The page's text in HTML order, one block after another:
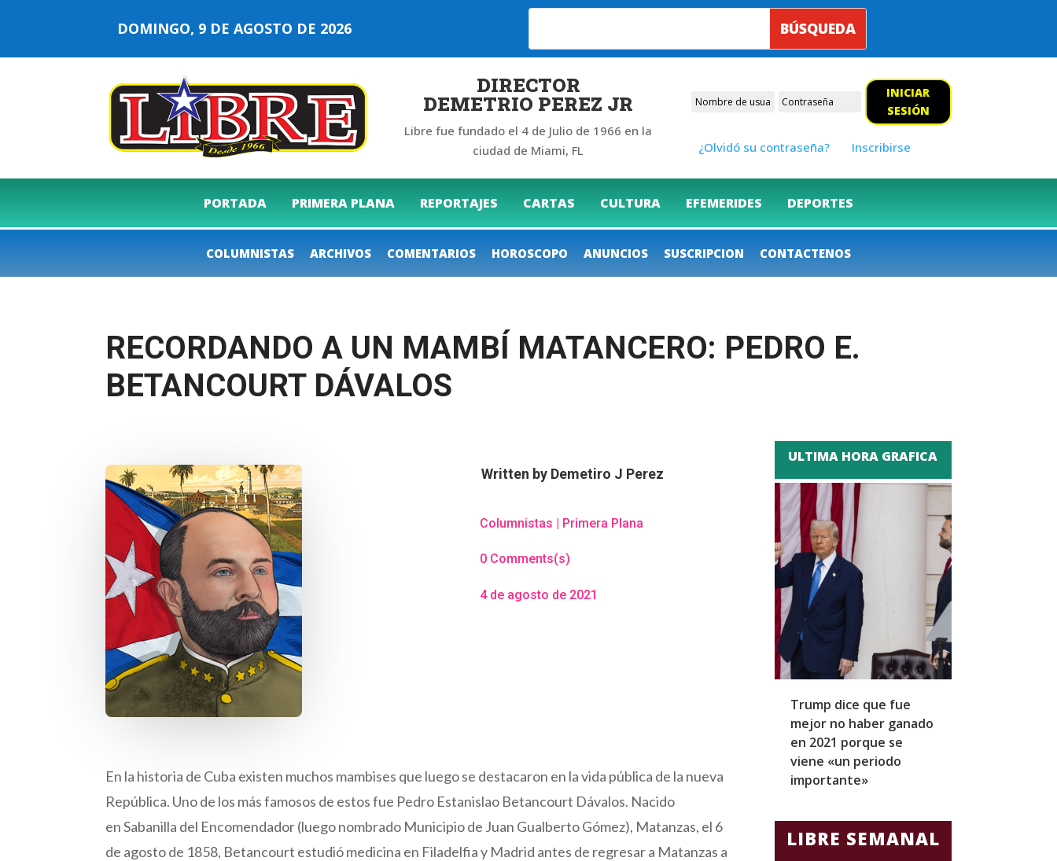
DOMINGO, 9 DE AGOSTO DE 2026
DIRECTOR
DEMETRIO PEREZ JR
Libre fue fundado el 4 de Julio de 1966 en la
ciudad de Miami, FL
INICIAR
SESIÓN
¿Olvidó su contraseña? Inscribirse
PORTADA PRIMERA PLANA REPORTAJES CARTAS CULTURA EFEMERIDES DEPORTES
COLUMNISTAS ARCHIVOS COMENTARIOS HOROSCOPO ANUNCIOS SUSCRIPCION CONTACTENOS
RECORDANDO A UN MAMBÍ MATANCERO: PEDRO E.
BETANCOURT DÁVALOS
Written by Demetiro J Perez
Columnistas | Primera Plana
0 Comments(s)
4 de agosto de 2021
En la historia de Cuba existen muchos mambises que luego se destacaron en la vida pública de la nueva
República. Uno de los más famosos de estos fue Pedro Estanislao Betancourt Dávalos. Nacido
en Sabanilla del Encomendador (luego nombrado Municipio de Juan Gualberto Gómez), Matanzas, el 6
de agosto de 1858, Betancourt estudió medicina en Filadelfia y Madrid antes de regresar a Matanzas a
ULTIMA HORA GRAFICA
Trump dice que fue
mejor no haber ganado
en 2021 porque se
viene «un periodo
importante»
LIBRE SEMANAL